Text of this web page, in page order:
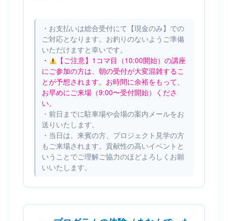
・お支払いは総合受付にて【現金のみ】での
ご対応となります。お釣りのないようご準備
いただけますと幸いです。
・
【ご注意】1コマ目（10:00開始）の講座
にご参加の方は、朝の受付が大変混雑するこ
とが予想されます。お時間に余裕をもって、
お早めにご来場（9:00〜受付開始）くださ
い。
・前日までに駐車場や会場の案内メールをお
送りいたします。
・当日は、来賓の方、プロジェクト見学の方
もご来場されます。貢献性の高いイベントと
いうことでご理解ご協力のほどよろしくお願
いいたします。